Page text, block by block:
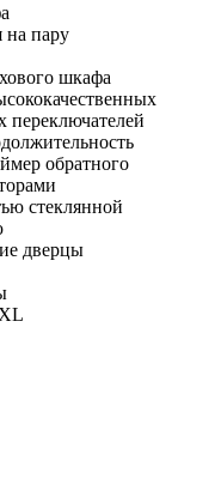
на пару
шкафа
обратного
стеклянной
дверцы